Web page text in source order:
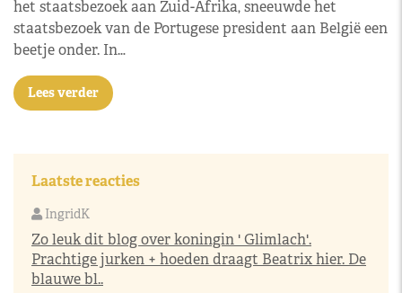
het staatsbezoek aan Zuid-Afrika, sneeuwde het
staatsbezoek van de Portugese president aan België een
beetje onder. In…
Lees verder
Laatste reacties
IngridK
Zo leuk dit blog over koningin ' Glimlach'.
Prachtige jurken + hoeden draagt Beatrix hier. De
blauwe bl..